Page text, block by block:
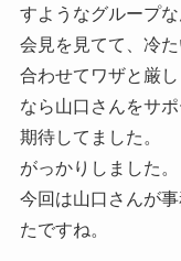
すようなグループ
会見を見てて、冷
合わせてワザと厳
なら山口さんをサ
期待してました。
がっかりしました。
今回は山口さんが
たですね。